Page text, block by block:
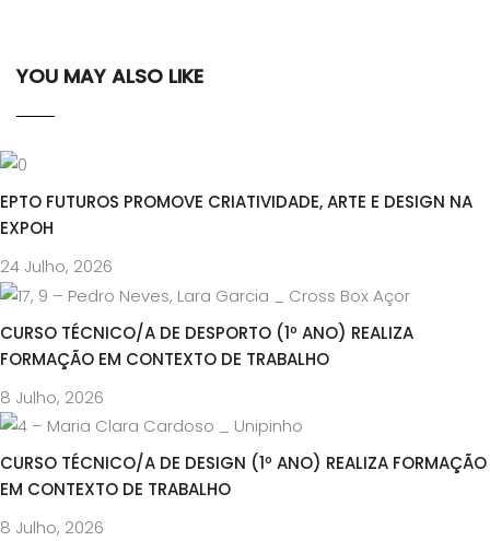
YOU MAY ALSO LIKE
EPTO FUTUROS PROMOVE CRIATIVIDADE, ARTE E DESIGN NA
EXPOH
24 Julho, 2026
CURSO TÉCNICO/A DE DESPORTO (1º ANO) REALIZA
FORMAÇÃO EM CONTEXTO DE TRABALHO
8 Julho, 2026
CURSO TÉCNICO/A DE DESIGN (1º ANO) REALIZA FORMAÇÃO
EM CONTEXTO DE TRABALHO
8 Julho, 2026